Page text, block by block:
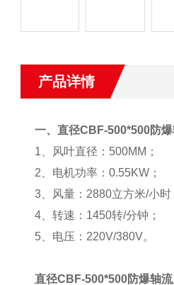
产品详情
一、 直径CBF-500*500防
1、风叶直径：500MM；
2、电机功率：0.55KW；
3、风量：2880立方米/小时
4、转速：1450转/分钟；
5、电压：220V/380V。
直径CBF-500*500防爆轴